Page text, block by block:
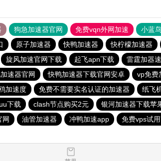
狗急加速器官网 免费vqn外网加速 小蓝
原子加速器 快鸭加速器 快柠檬加速器
旋风加速官网下载 起飞apn下载 雷霆加器速
速器官网 快鸭加速器下载官网安卓 vp免费
加速度 免费不需要实名认证的加速器 纸飞
下载 clash节点购买2元 银河加速器下载苹
网 油管加速器 冲鸭加速app 免费vps试